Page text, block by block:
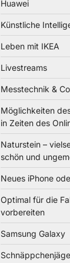
Huawei
Künstliche
Leben mit IKEA
Livestreams
Messtechnik & Co
Möglichkeiten
in Zeiten des
Naturstein –
schön und
Neues iPhone
Optimal für die
vorbereiten
Samsung Galaxy